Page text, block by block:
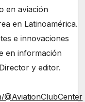
en aviación
en Latinoamérica.
e innovaciones
en información
y editor.